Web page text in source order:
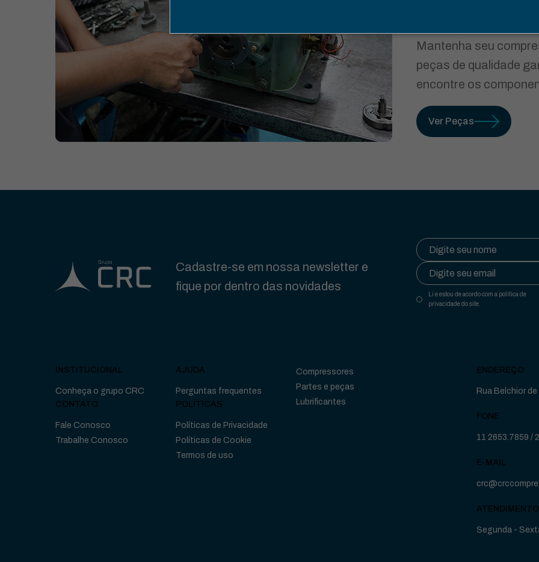
Mantenha seu
peças de qualidade
encontre os
Ver Peças
Cadastre-se em nossa newsletter e
fique por dentro das novidades
Li e estou de acordo com a política de
privacidade do site.
INSTITUCIONAL
Conheça o grupo CRC
CONTATO
Fale Conosco
Trabalhe Conosco
AJUDA
Perguntas frequentes
POLÍTICAS
Políticas de Privacidade
Políticas de Cookie
Termos de uso
Compressores
Partes e peças
Lubrificantes
ENDEREÇO
Rua Belchior
FONE
11 2653.7859 /
E-MAIL
ATENDIMENTO
Segunda -